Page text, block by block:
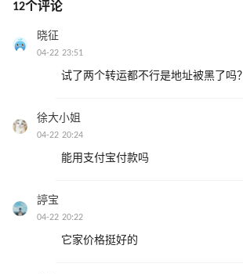
12个评论
晓征
04-22 23:51
试了两个转运都不行是地址被黑了吗？
徐大小姐
04-22 20:24
能用支付宝付款吗
諪宝
04-22 20:22
它家价格挺好的